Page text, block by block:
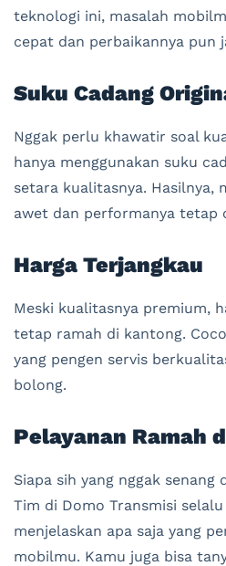
teknologi ini, masalah
cepat dan perbaikannya pun
Suku Cadang
Nggak perlu khawatir soal
hanya menggunakan suku
setara kualitasnya. Hasilnya,
awet dan performanya tetap
Harga Terjangkau
Meski kualitasnya premium,
tetap ramah di kantong.
yang pengen servis
bolong.
Pelayanan Ramah
Siapa sih yang nggak senang
Tim di Domo Transmisi
menjelaskan apa saja yang
mobilmu. Kamu juga bisa